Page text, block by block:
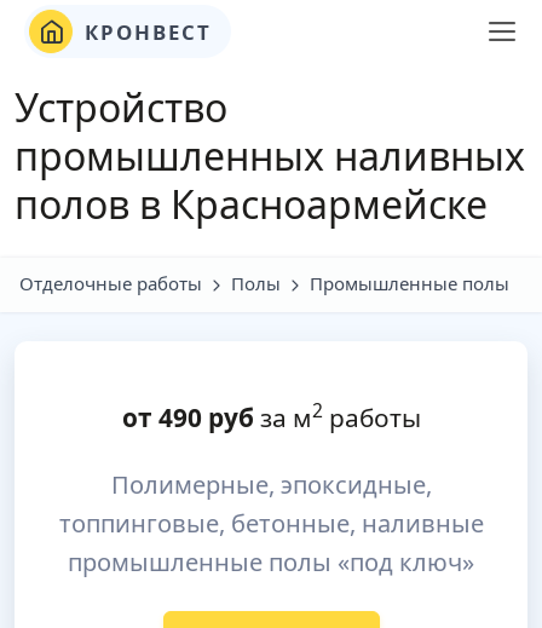
КРОНВЕСТ
Устройство
промышленных наливных
полов в Красноармейске
Отделочные работы Полы Промышленные полы
от 490руб за м2работы
Полимерные, эпоксидные,
топпинговые, бетонные, наливные
промышленные полы «под ключ»